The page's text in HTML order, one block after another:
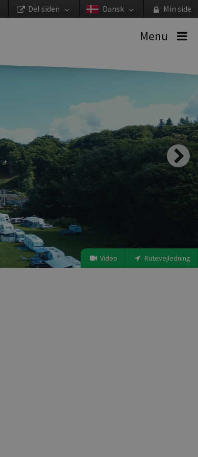
Min side
Dansk
Del siden
Menu
Video Rutevejledning